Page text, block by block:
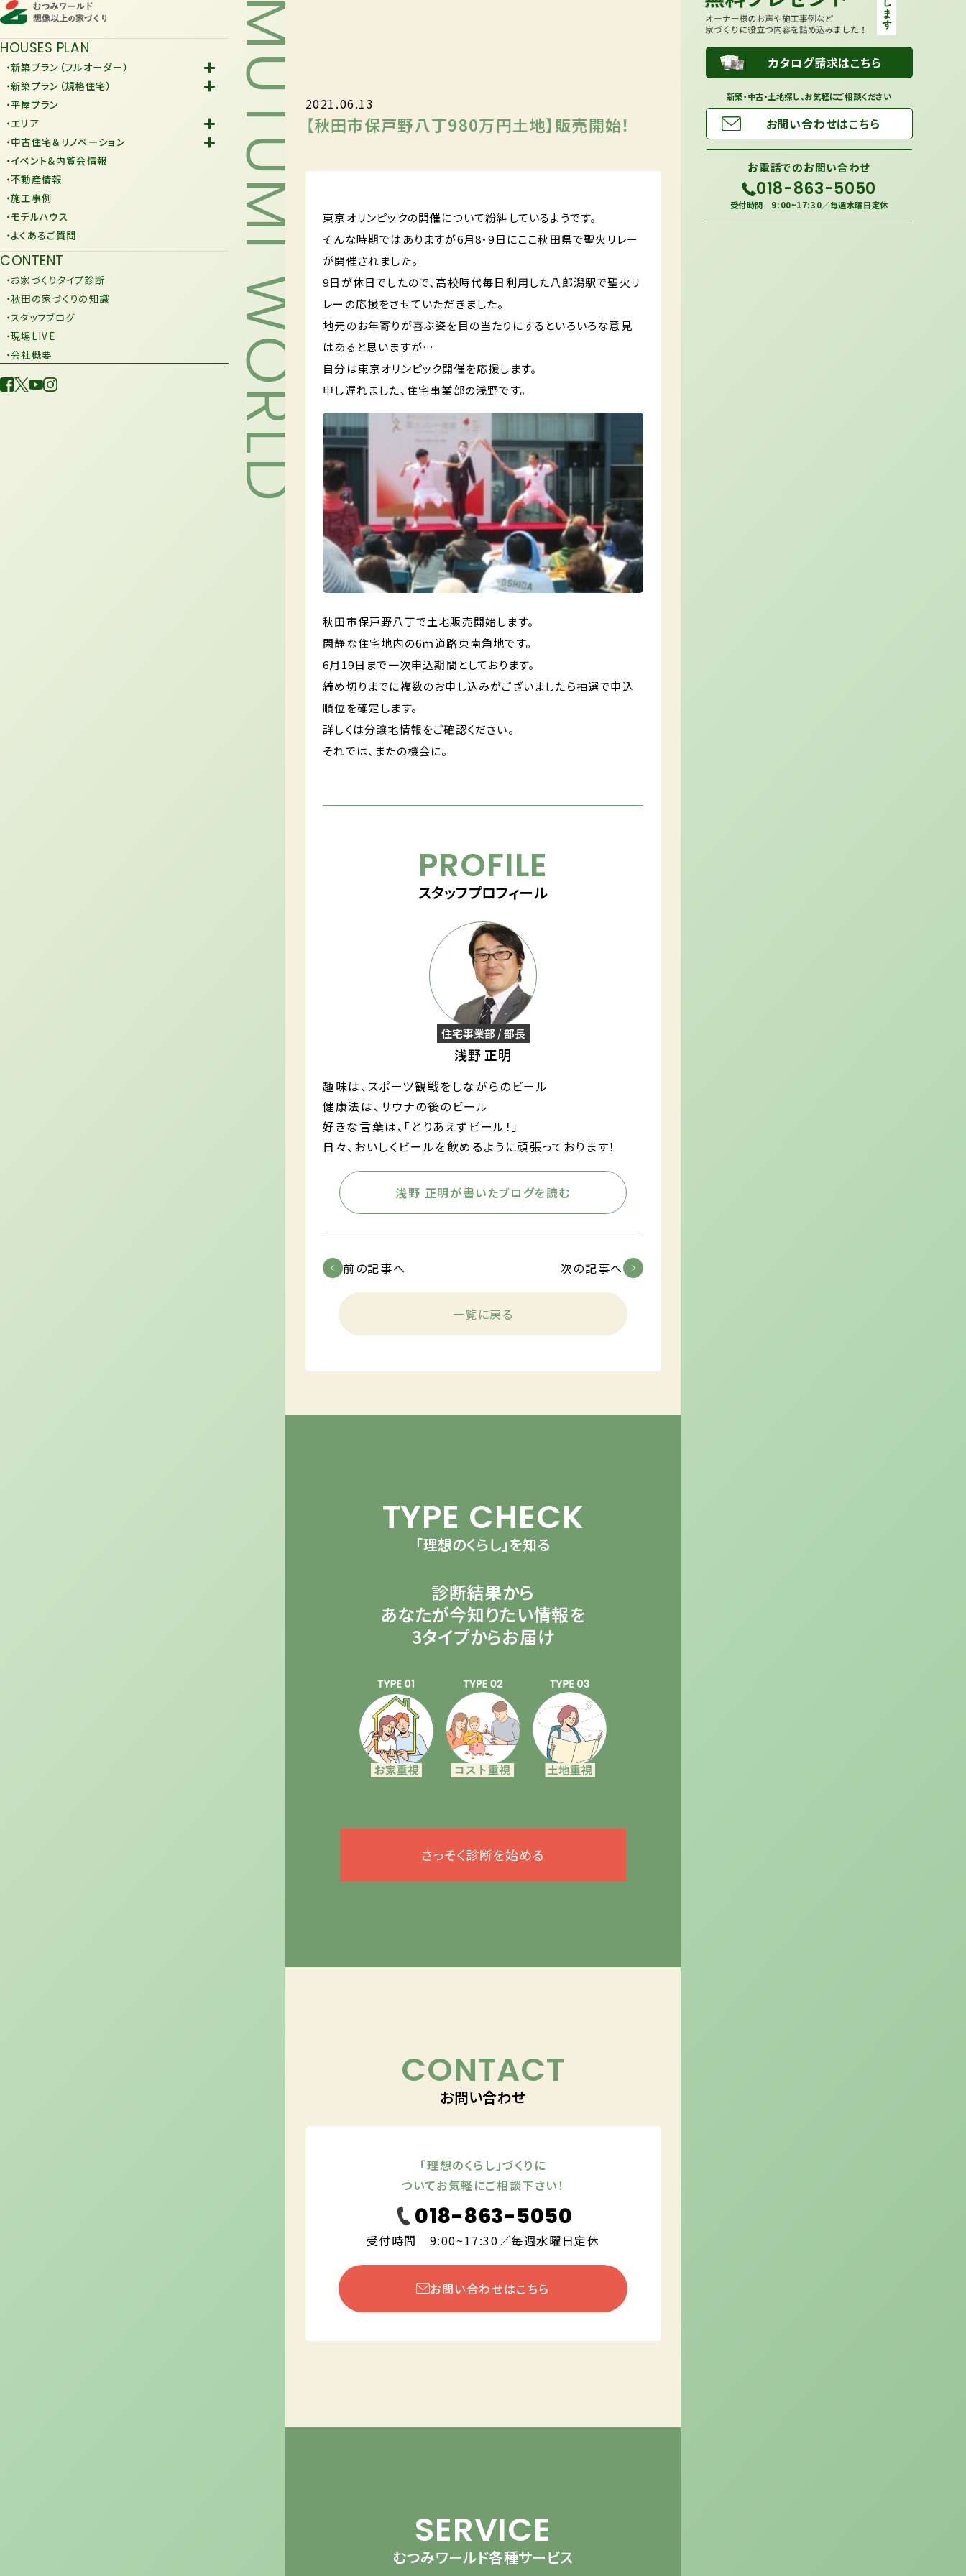
HOUSES PLAN
・新築プラン（フルオーダー）
-Fiore
・新築プラン（規格住宅）
-規格住宅
-KURAFIT
-JiU
・平屋プラン
・エリア
-潟上市
-由利本荘市
・中古住宅＆リノベーション
-中古住宅
-リノベーション
・イベント&内覧会情報
・不動産情報
・施工事例
・モデルハウス
・よくあるご質問
CONTENT
・お家づくりタイプ診断
・秋田の家づくりの知識
・スタッフブログ
・現場LIVE
・会社概要
MUTUMI WORLD カタログ請求はこちら
新築・中古・土地探し、お気軽にご相談ください
お問い合わせはこちら
お電話でのお問い合わせ
018-863-5050
受付時間 9:00~17:30／毎週水曜日定休
2021.06.13
【秋田市保戸野八丁980万円土地】販売開始！
東京オリンピックの開催について紛糾しているようです。
そんな時期ではありますが6月8・9日にここ秋田県で聖火リレー
が開催されました。
9日が休日でしたので、高校時代毎日利用した八郎潟駅で聖火リ
レーの応援をさせていただきました。
地元のお年寄りが喜ぶ姿を目の当たりにするといろいろな意見
はあると思いますが…
自分は東京オリンピック開催を応援します。
申し遅れました、住宅事業部の浅野です。
秋田市保戸野八丁で土地販売開始します。
閑静な住宅地内の6ｍ道路東南角地です。
6月19日まで一次申込期間としております。
締め切りまでに複数のお申し込みがございましたら抽選で申込
順位を確定します。
詳しくは分譲地情報をご確認ください。
それでは、またの機会に。
PROFILE
スタッフプロフィール
住宅事業部 / 部長
浅野 正明
趣味は、スポーツ観戦をしながらのビール
健康法は、サウナの後のビール
好きな言葉は、「とりあえずビール！」
日々、おいしくビールを飲めるように頑張っております！
浅野 正明が書いたブログを読む
前の記事へ 次の記事へ
一覧に戻る
TYPE CHECK
「理想のくらし」を知る
診断結果から
あなたが今知りたい情報を
3タイプからお届け
さっそく診断を始める
CONTACT
お問い合わせ
「理想のくらし」づくりに
ついてお気軽にご相談下さい！
018-863-5050
受付時間 9:00~17:30／毎週水曜日定休
お問い合わせはこちら
SERVICE
むつみワールド各種サービス